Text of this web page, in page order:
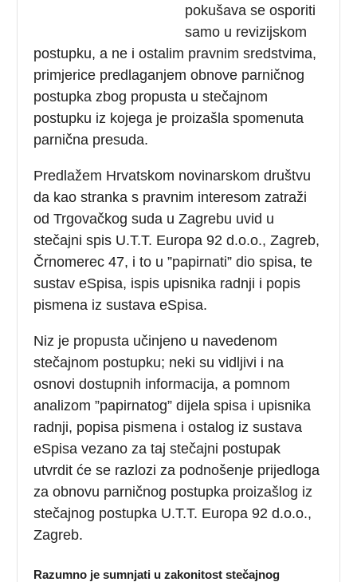
pokušava se osporiti
samo u revizijskom
postupku, a ne i ostalim pravnim sredstvima,
primjerice predlaganjem obnove parničnog
postupka zbog propusta u stečajnom
postupku iz kojega je proizašla spomenuta
parnična presuda.
Predlažem Hrvatskom novinarskom društvu
da kao stranka s pravnim interesom zatraži
od Trgovačkog suda u Zagrebu uvid u
stečajni spis U.T.T. Europa 92 d.o.o., Zagreb,
Črnomerec 47, i to u ”papirnati” dio spisa, te
sustav eSpisa, ispis upisnika radnji i popis
pismena iz sustava eSpisa.
Niz je propusta učinjeno u navedenom
stečajnom postupku; neki su vidljivi i na
osnovi dostupnih informacija, a pomnom
analizom ”papirnatog” dijela spisa i upisnika
radnji, popisa pismena i ostalog iz sustava
eSpisa vezano za taj stečajni postupak
utvrdit će se razlozi za podnošenje prijedloga
za obnovu parničnog postupka proizašlog iz
stečajnog postupka U.T.T. Europa 92 d.o.o.,
Zagreb.
Razumno je sumnjati u zakonitost stečajnog